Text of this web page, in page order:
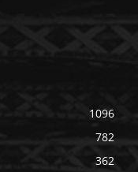
1096
782
362